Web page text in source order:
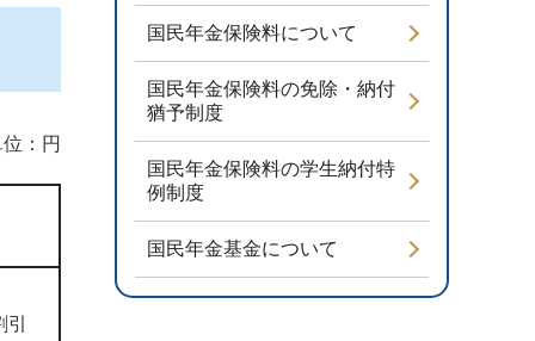
国民年金保険料について
国民年金保険料の免除・納付
猶予制度
国民年金保険料の学生納付特
例制度
国民年金基金について
：円
引